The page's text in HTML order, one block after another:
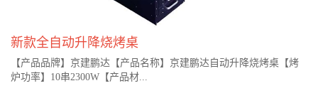
新款全自动升降烧烤桌
【产品品牌】京建鹏达【产品名称】京建鹏达自动升降烧烤桌【烤
炉功率】10串2300W【产品材...